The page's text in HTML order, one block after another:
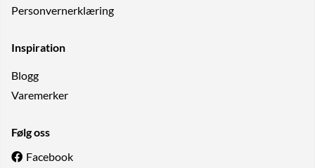
Personvernerklæring
Inspiration
Blogg
Varemerker
Følg oss
Facebook